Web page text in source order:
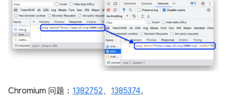
Chromium 问题： 1382752、 1385374。